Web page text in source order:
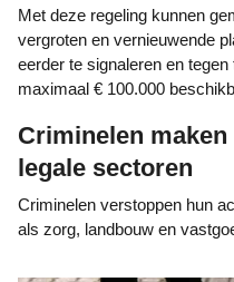
Met deze regeling kunnen gemeenten hun weerbaarheid
vergroten en vernieuwende
eerder te signaleren en
maximaal € 100.000
Criminelen
legale sectoren
Criminelen verstoppen hun activiteiten steeds vaker in sectoren
als zorg, landbouw en